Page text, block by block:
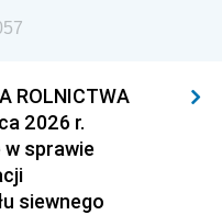
1927
1924
ROLNICTWA
2026 r.
sprawie
siewnego